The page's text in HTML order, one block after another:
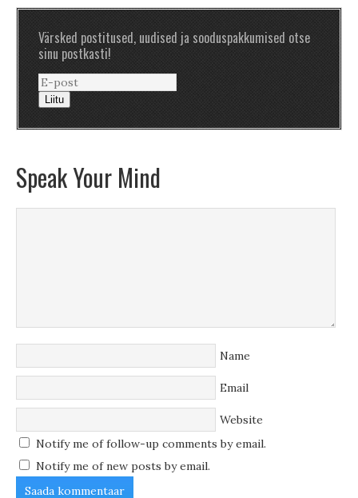
Värsked postitused, uudised ja sooduspakkumised otse
sinu postkasti!
Liitu
Speak Your Mind
Name
Email
Website
Notify me of follow-up comments by email.
Notify me of new posts by email.